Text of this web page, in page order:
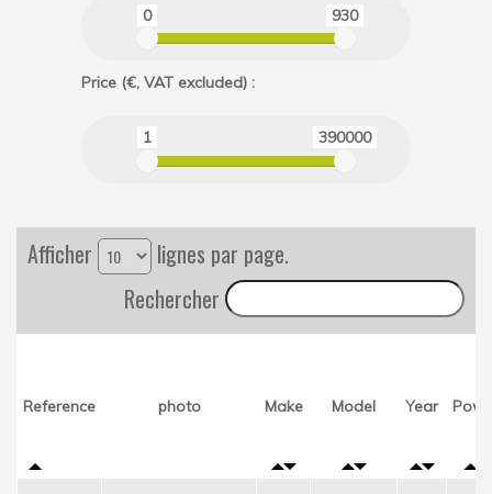
0 930
Price (€, VAT excluded) :
1 390000
Afficher
lignes par page.
Rechercher
Reference photo Make Model Year